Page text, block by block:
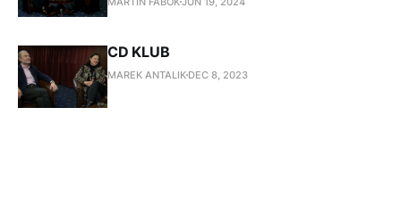
CD KLUB
MAREK ANTALIK DEC 8, 2023